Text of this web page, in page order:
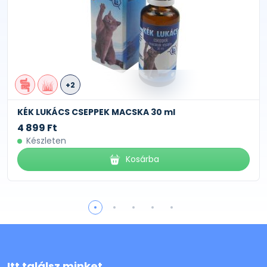
+2
KÉK LUKÁCS CSEPPEK MACSKA 30 ml
4 899 Ft
Készleten
Kosárba